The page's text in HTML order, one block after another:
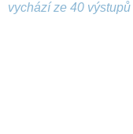
vychází ze 40